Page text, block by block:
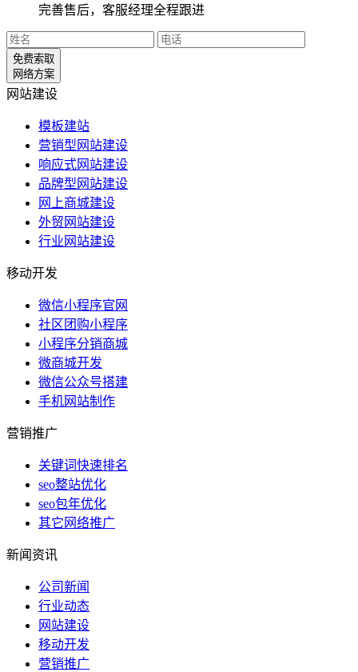
完善售后，客服经理全程跟进
免费索取
网络方案
网站建设
模板建站
营销型网站建设
响应式网站建设
品牌型网站建设
网上商城建设
外贸网站建设
行业网站建设
移动开发
微信小程序官网
社区团购小程序
小程序分销商城
微商城开发
微信公众号搭建
手机网站制作
营销推广
关键词快速排名
seo整站优化
seo包年优化
其它网络推广
新闻资讯
公司新闻
行业动态
网站建设
移动开发
营销推广